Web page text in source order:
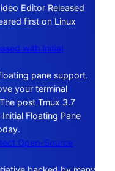
Editor Released
first on Linux
with Initial
pane support.
your terminal
post Tmux 3.7
Floating Pane
Open-Source